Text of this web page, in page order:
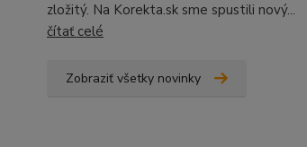
zložitý. Na Korekta.sk sme spustili nový...
čítať celé
Zobraziť všetky novinky